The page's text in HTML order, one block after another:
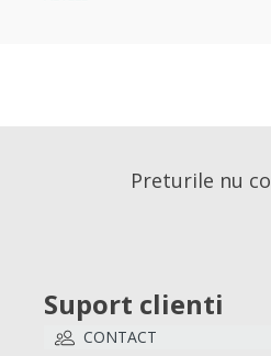
Preturile nu
Suport clienti
CONTACT